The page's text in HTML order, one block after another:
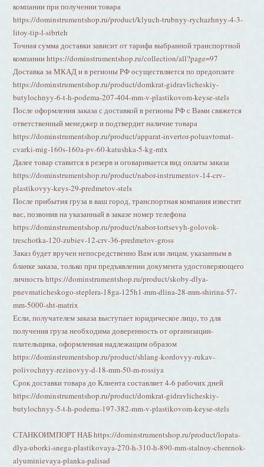
компании при получении товара
https://dominstrumentshop.ru/product/klyuch-trubnyy-rychazhnyy-4-3-
litoy-tip-l-sibrteh
Точная сумма доставки зависит от тарифа выбранной транспортной
компании https://dominstrumentshop.ru/collection/all?page=97
Доставка за МКАД и в регионы РФ осуществляется по предоплате
https://dominstrumentshop.ru/product/domkrat-gidravlicheskiy-
butylochnyy-6-t-h-podema-207-404-mm-v-plastikovom-keyse-stels
После оформления заказа с доставкой в регионы РФ с Вами свяжется
ответственный менеджер и подтвердит наличие товара
https://dominstrumentshop.ru/product/apparat-invertor-poluavtomat-
cvarki-mig-160s-160a-pv-60-katushka-5-kg-mtx
Далее товар ставится в резерв и оговаривается вид оплаты заказа
https://dominstrumentshop.ru/product/nabor-instrumentov-14-crv-
plastikovyy-keys-29-predmetov-stels
После прибытия груза в ваш город, транспортная компания известит
вас, позвонив на указанный в заказе номер телефона
https://dominstrumentshop.ru/product/nabor-tortsevyh-golovok-
treschotka-120-zubiev-12-crv-36-predmetov-gross
Заказ будет вручен непосредственно Вам или лицам, указанным в
бланке заказа, только при предъявлении документа удостоверяющего
личность https://dominstrumentshop.ru/product/skoby-dlya-
pnevmaticheskogo-steplera-18ga-125h1-mm-dlina-28-mm-shirina-57-
mm-5000-sht-matrix
Если, получателем заказа выступает юридическое лицо, то для
получения груза необходима доверенность от организации-
плательщика, оформленная надлежащим образом
https://dominstrumentshop.ru/product/shlang-kordovyy-rukav-
polivochnyy-rezinovyy-d-18-mm-50-m-rossiya
Срок доставки товара до Клиента составляет 4-6 рабочих дней
https://dominstrumentshop.ru/product/domkrat-gidravlicheskiy-
butylochnyy-5-t-h-podema-197-382-mm-v-plastikovom-keyse-stels
СТАНКОИМПОРТ НАБ https://dominstrumentshop.ru/product/lopata-
dlya-uborki-snega-plastikovaya-270-h-310-h-890-mm-stalnoy-cherenok-
alyuminievaya-planka-palisad